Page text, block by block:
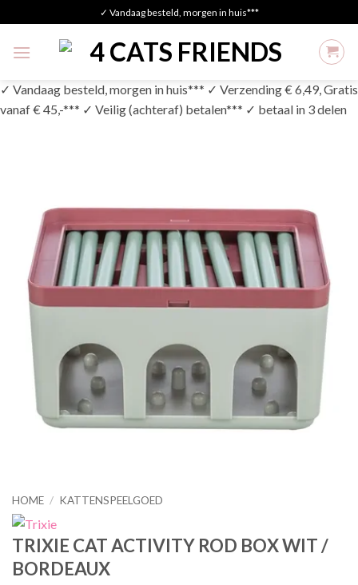
to
content
✓ Vandaag besteld, morgen in huis***
✓ Vandaag besteld, morgen in huis*** ✓ Verzending € 6,49, Gratis
vanaf € 45,-*** ✓ Veilig (achteraf) betalen*** ✓ betaal in 3 delen
HOME / KATTENSPEELGOED
TRIXIE CAT ACTIVITY ROD BOX WIT /
BORDEAUX